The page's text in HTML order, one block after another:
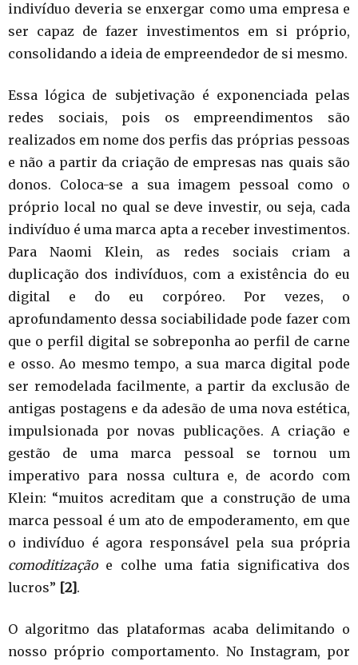
indivíduo deveria se enxergar como uma empresa e
ser capaz de fazer investimentos em si próprio,
consolidando a ideia de empreendedor de si mesmo.
Essa lógica de subjetivação é exponenciada pelas
redes sociais, pois os empreendimentos são
realizados em nome dos perfis das próprias pessoas
e não a partir da criação de empresas nas quais são
donos. Coloca-se a sua imagem pessoal como o
próprio local no qual se deve investir, ou seja, cada
indivíduo é uma marca apta a receber investimentos.
Para Naomi Klein, as redes sociais criam a
duplicação dos indivíduos, com a existência do eu
digital e do eu corpóreo. Por vezes, o
aprofundamento dessa sociabilidade pode fazer com
que o perfil digital se sobreponha ao perfil de carne
e osso. Ao mesmo tempo, a sua marca digital pode
ser remodelada facilmente, a partir da exclusão de
antigas postagens e da adesão de uma nova estética,
impulsionada por novas publicações. A criação e
gestão de uma marca pessoal se tornou um
imperativo para nossa cultura e, de acordo com
Klein: “muitos acreditam que a construção de uma
marca pessoal é um ato de empoderamento, em que
o indivíduo é agora responsável pela sua própria
comoditizaçãoe colhe uma fatia significativa dos
lucros” [2] .
O algoritmo das plataformas acaba delimitando o
nosso próprio comportamento. No Instagram, por